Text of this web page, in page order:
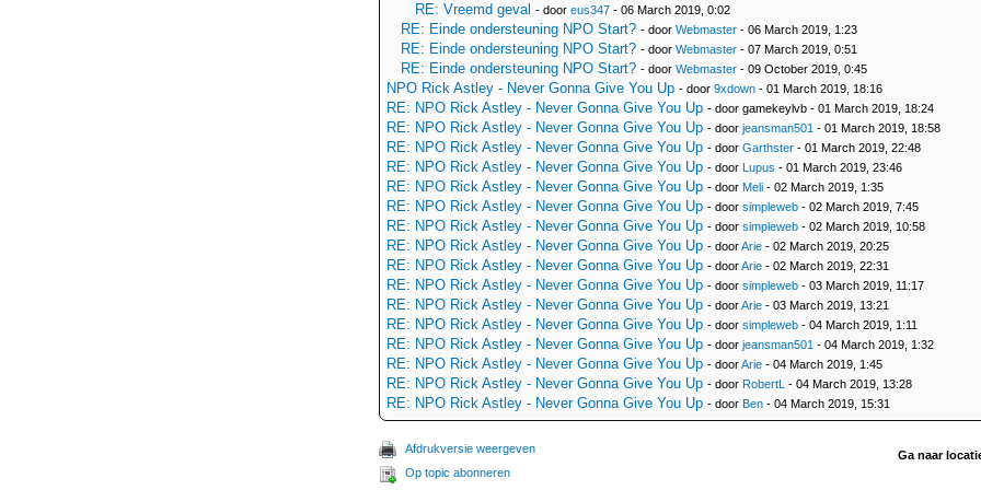
RE: Vreemd geval - door eus347 - 06 March 2019, 0:02
RE: Einde ondersteuning NPO Start? - door Webmaster - 06 March 2019, 1:23
RE: Einde ondersteuning NPO Start? - door Webmaster - 07 March 2019, 0:51
RE: Einde ondersteuning NPO Start? - door Webmaster - 09 October 2019, 0:45
NPO Rick Astley - Never Gonna Give You Up - door 9xdown - 01 March 2019, 18:16
RE: NPO Rick Astley - Never Gonna Give You Up - door gamekeylvb - 01 March 2019, 18:24
RE: NPO Rick Astley - Never Gonna Give You Up - door jeansman501 - 01 March 2019, 18:58
RE: NPO Rick Astley - Never Gonna Give You Up - door Garthster - 01 March 2019, 22:48
RE: NPO Rick Astley - Never Gonna Give You Up - door Lupus - 01 March 2019, 23:46
RE: NPO Rick Astley - Never Gonna Give You Up - door Meli - 02 March 2019, 1:35
RE: NPO Rick Astley - Never Gonna Give You Up - door simpleweb - 02 March 2019, 7:45
RE: NPO Rick Astley - Never Gonna Give You Up - door simpleweb - 02 March 2019, 10:58
RE: NPO Rick Astley - Never Gonna Give You Up - doorArie - 02 March 2019, 20:25
RE: NPO Rick Astley - Never Gonna Give You Up - doorArie - 02 March 2019, 22:31
RE: NPO Rick Astley - Never Gonna Give You Up - door simpleweb - 03 March 2019, 11:17
RE: NPO Rick Astley - Never Gonna Give You Up - doorArie - 03 March 2019, 13:21
RE: NPO Rick Astley - Never Gonna Give You Up - door simpleweb - 04 March 2019, 1:11
RE: NPO Rick Astley - Never Gonna Give You Up - door jeansman501 - 04 March 2019, 1:32
RE: NPO Rick Astley - Never Gonna Give You Up - doorArie - 04 March 2019, 1:45
RE: NPO Rick Astley - Never Gonna Give You Up - door RobertL - 04 March 2019, 13:28
RE: NPO Rick Astley - Never Gonna Give You Up - door Ben - 04 March 2019, 15:31
Afdrukversie weergeven
Op topic abonneren
Ga naar